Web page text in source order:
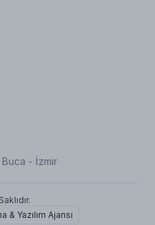
- İzmir
& Yazılım Ajansı